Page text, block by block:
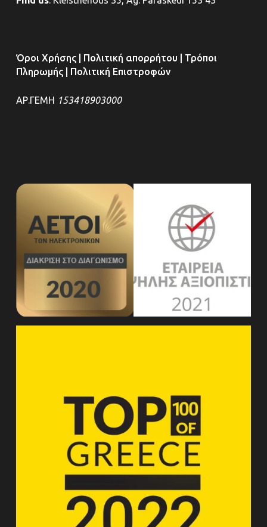
Όροι Χρήσης| Πολιτική απορρήτου
Τρόποι
Πληρωμής| Πολιτική Επιστροφών
ΑΡ.ΓΕΜΗ 153418903000